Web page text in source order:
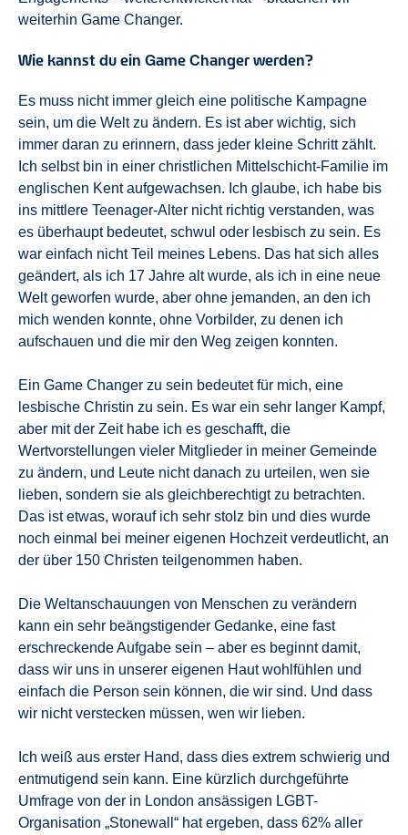
weiterhin Game Changer.
Wie kannst du ein Game Changer werden?
Es muss nicht immer gleich eine politische Kampagne
sein, um die Welt zu ändern. Es ist aber wichtig, sich
immer daran zu erinnern, dass jeder kleine Schritt zählt.
Ich selbst bin in einer christlichen Mittelschicht-Familie im
englischen Kent aufgewachsen. Ich glaube, ich habe bis
ins mittlere Teenager-Alter nicht richtig verstanden, was
es überhaupt bedeutet, schwul oder lesbisch zu sein. Es
war einfach nicht Teil meines Lebens. Das hat sich alles
geändert, als ich 17 Jahre alt wurde, als ich in eine neue
Welt geworfen wurde, aber ohne jemanden, an den ich
mich wenden konnte, ohne Vorbilder, zu denen ich
aufschauen und die mir den Weg zeigen konnten.
Ein Game Changer zu sein bedeutet für mich, eine
lesbische Christin zu sein. Es war ein sehr langer Kampf,
aber mit der Zeit habe ich es geschafft, die
Wertvorstellungen vieler Mitglieder in meiner Gemeinde
zu ändern, und Leute nicht danach zu urteilen, wen sie
lieben, sondern sie als gleichberechtigt zu betrachten.
Das ist etwas, worauf ich sehr stolz bin und dies wurde
noch einmal bei meiner eigenen Hochzeit verdeutlicht, an
der über 150 Christen teilgenommen haben.
Die Weltanschauungen von Menschen zu verändern
kann ein sehr beängstigender Gedanke, eine fast
erschreckende Aufgabe sein – aber es beginnt damit,
dass wir uns in unserer eigenen Haut wohlfühlen und
einfach die Person sein können, die wir sind. Und dass
wir nicht verstecken müssen, wen wir lieben.
Ich weiß aus erster Hand, dass dies extrem schwierig und
entmutigend sein kann. Eine kürzlich durchgeführte
Umfrage von der in London ansässigen LGBT-
Organisation „Stonewall“ hat ergeben, dass 62% aller